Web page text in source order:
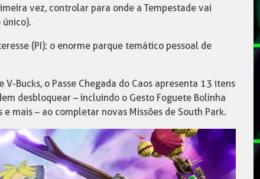
vez, controlar para onde a Tempestade vai
único).
(PI): o enorme parque temático pessoal de
V-Bucks, o Passe Chegada do Caos apresenta 13 itens
desbloquear – incluindo o Gesto Foguete Bolinha
mais – ao completar novas Missões de South Park.